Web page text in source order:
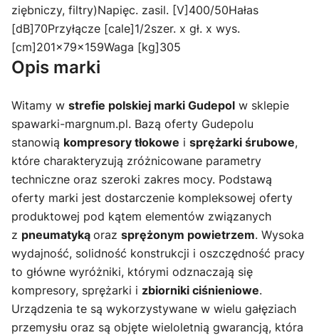
ziębniczy, filtry)Napięc. zasil. [V]400/50Hałas
[dB]70Przyłącze [cale]1/2szer. x gł. x wys.
[cm]201x79x159Waga [kg]305
Opis marki
Witamy w strefie polskiej marki Gudepol w sklepie
spawarki-margnum.pl. Bazą oferty Gudepolu
stanowią kompresory tłokowe i sprężarki śrubowe,
które charakteryzują zróżnicowane parametry
techniczne oraz szeroki zakres mocy. Podstawą
oferty marki jest dostarczenie kompleksowej oferty
produktowej pod kątem elementów związanych
z pneumatyką oraz sprężonym powietrzem. Wysoka
wydajność, solidność konstrukcji i oszczędność pracy
to główne wyróżniki, którymi odznaczają się
kompresory, sprężarki i zbiorniki ciśnieniowe.
Urządzenia te są wykorzystywane w wielu gałęziach
przemysłu oraz są objęte wieloletnią gwarancją, która